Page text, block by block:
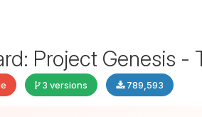
Project Genesis
3 versions 789,593